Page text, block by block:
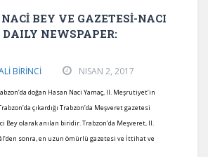
BEY VE GAZETESİ-NACI
NEWSPAPER:
BİRİNCİ NISAN 2, 2017
doğan Hasan Naci Yamaç, II. Meşrutiyet’in
çıkardığı Trabzon’da Meşveret gazetesi
Bey olarak anılan biridir. Trabzon’da Meşveret, II.
sonra, en uzun ömürlü gazetesi ve İttihat ve